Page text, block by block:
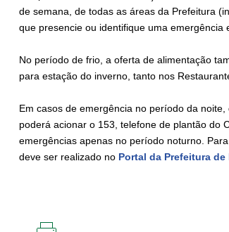
de semana, de todas as áreas da Prefeitura
que presencie ou identifique uma
No período de frio, a oferta de alimentação
para estação do inverno, tanto nos
Em casos de emergência no período da
poderá acionar o 153, telefone de plantão do
emergências apenas no período noturno.
deve ser realizado no Portal da Prefeitura